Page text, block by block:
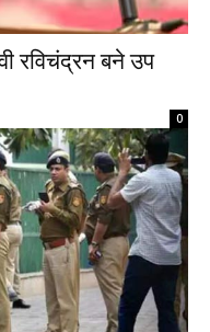
रविचंद्रन बने उप
0